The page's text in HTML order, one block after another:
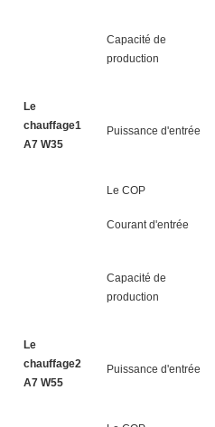
Le
chauffage1
A7 W35
Capacité de
production
Puissance d'entrée
Le COP
Courant d'entrée
Le
chauffage2
A7 W55
Capacité de
production
Puissance d'entrée